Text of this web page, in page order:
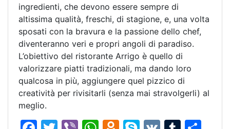
ingredienti, che devono essere sempre di
altissima qualità, freschi, di stagione, e, una volta
sposati con la bravura e la passione dello chef,
diventeranno veri e propri angoli di paradiso.
L’obiettivo del ristorante Arrigo è quello di
valorizzare piatti tradizionali, ma dando loro
qualcosa in più, aggiungere quel pizzico di
creatività per rivisitarli (senza mai stravolgerli) al
meglio.